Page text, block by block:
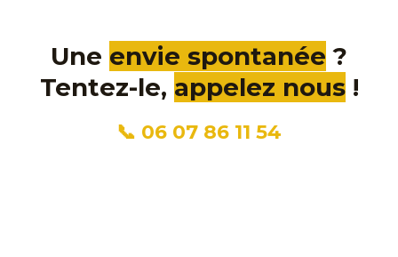
Une envie spontanée ?
Tentez-le, appelez nous!
📞 06 07 86 11 54